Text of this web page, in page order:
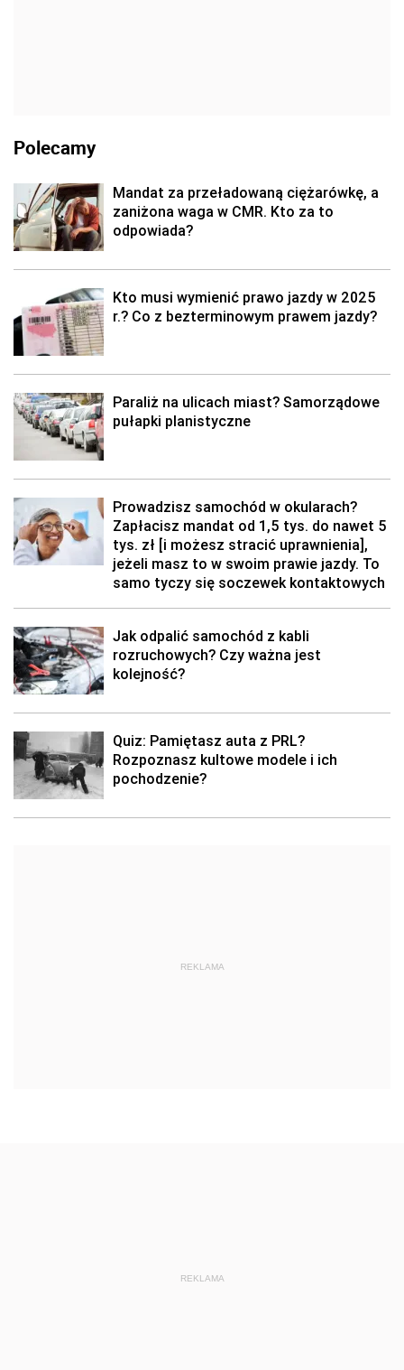
Polecamy
Mandat za przeładowaną ciężarówkę, a
zaniżona waga w CMR. Kto za to
odpowiada?
Kto musi wymienić prawo jazdy w 2025
r.? Co z bezterminowym prawem jazdy?
Paraliż na ulicach miast? Samorządowe
pułapki planistyczne
Prowadzisz samochód w okularach?
Zapłacisz mandat od 1,5 tys. do nawet 5
tys. zł [i możesz stracić uprawnienia],
jeżeli masz to w swoim prawie jazdy. To
samo tyczy się soczewek kontaktowych
Jak odpalić samochód z kabli
rozruchowych? Czy ważna jest
kolejność?
Quiz: Pamiętasz auta z PRL?
Rozpoznasz kultowe modele i ich
pochodzenie?
REKLAMA
REKLAMA